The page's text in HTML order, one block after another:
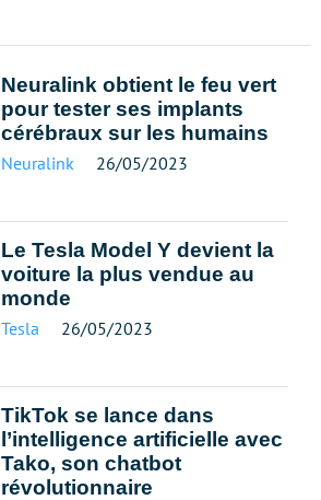
Neuralink obtient le feu vert
pour tester ses implants
cérébraux sur les humains
Neuralink 26/05/2023
Le Tesla Model Y devient la
voiture la plus vendue au
monde
Tesla 26/05/2023
TikTok se lance dans
l’intelligence artificielle avec
Tako, son chatbot
révolutionnaire